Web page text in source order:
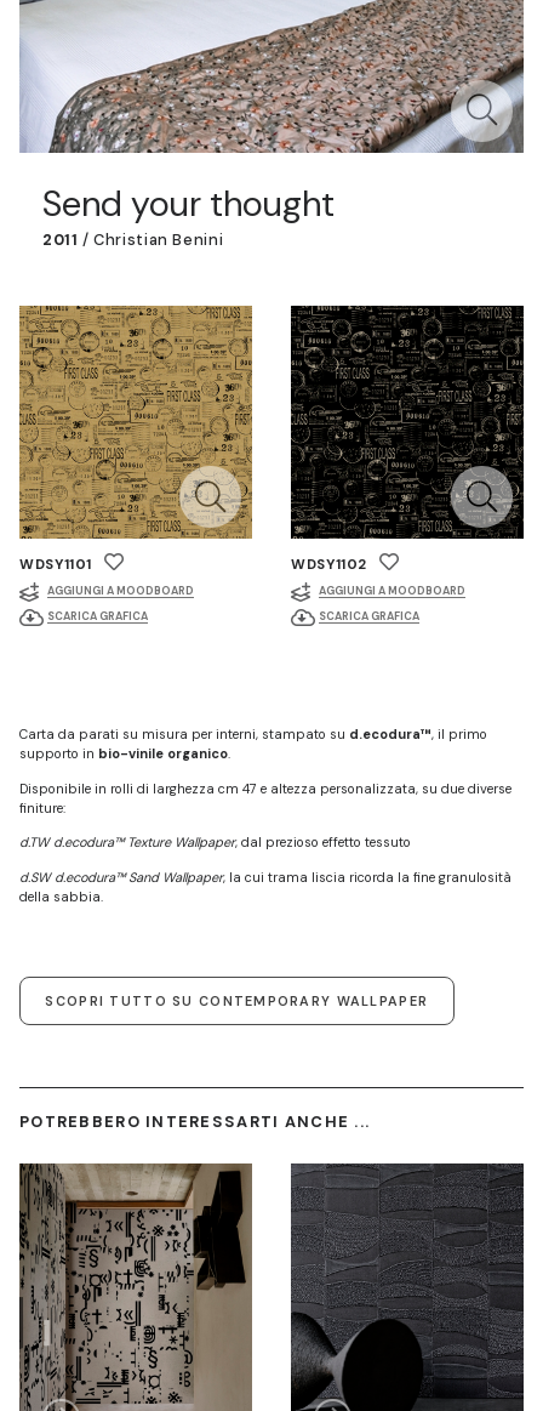
Send your thought
2011 / Christian Benini
WDSY1101
AGGIUNGI A MOODBOARD
SCARICA GRAFICA
WDSY1102
AGGIUNGI A MOODBOARD
SCARICA GRAFICA
Carta da parati su misura per interni, stampato su d.ecodura™, il primo
supporto in bio-vinile organico.
Disponibile in rolli di larghezza cm 47 e altezza personalizzata, su due diverse
finiture:
d.TW d.ecodura™ Texture Wallpaper, dal prezioso effetto tessuto
d.SW d.ecodura™ Sand Wallpaper, la cui trama liscia ricorda la fine granulosità
della sabbia.
SCOPRI TUTTO SU CONTEMPORARY WALLPAPER
POTREBBERO INTERESSARTI ANCHE ...